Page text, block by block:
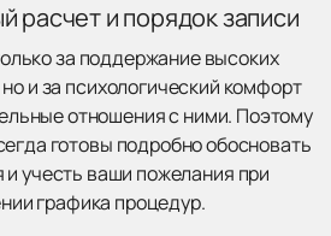
расчет и порядок записи
за поддержание высоких
и за психологический комфорт
отношения с ними. Поэтому
готовы подробно обосновать
и учесть ваши пожелания при
графика процедур.